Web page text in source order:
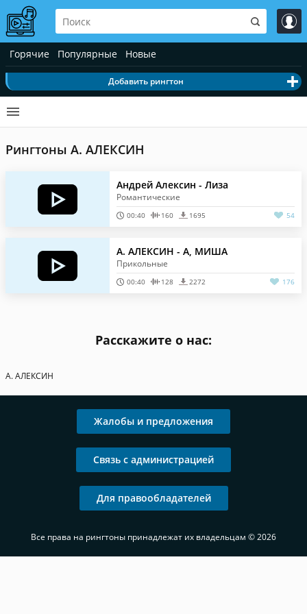
Горячие Популярные Новые
Добавить рингтон
Рингтоны А. АЛЕКСИН
Андрей Алексин - Лиза
Романтические
00:40 160 1695 54
А. АЛЕКСИН - А, МИША
Прикольные
00:40 128 2272 176
Расскажите о нас:
А. АЛЕКСИН
Жалобы и предложения
Связь с администрацией
Для правообладателей
Все права на рингтоны принадлежат их владельцам © 2026